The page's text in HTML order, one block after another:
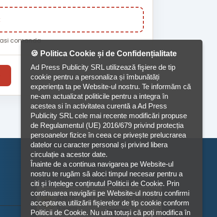
comanda
🍪 Politica Cookie și de Confidențialitate
Ad Press Publicity SRL utilizează fişiere de tip
cookie pentru a personaliza și îmbunătăți
experiența ta pe Website-ul nostru. Te informăm că
ne-am actualizat politicile pentru a integra în
acestea si în activitatea curentă a Ad Press
Publicity SRL cele mai recente modificări propuse
de Regulamentul (UE) 2016/679 privind protecția
persoanelor fizice în ceea ce privește prelucrarea
datelor cu caracter personal și privind libera
circulație a acestor date.
Înainte de a continua navigarea pe Website-ul
nostru te rugăm să aloci timpul necesar pentru a
citi și înțelege conținutul Politicii de Cookie. Prin
continuarea navigării pe Website-ul nostru confirmi
acceptarea utilizării fişierelor de tip cookie conform
Politicii de Cookie. Nu uita totuși că poți modifica în